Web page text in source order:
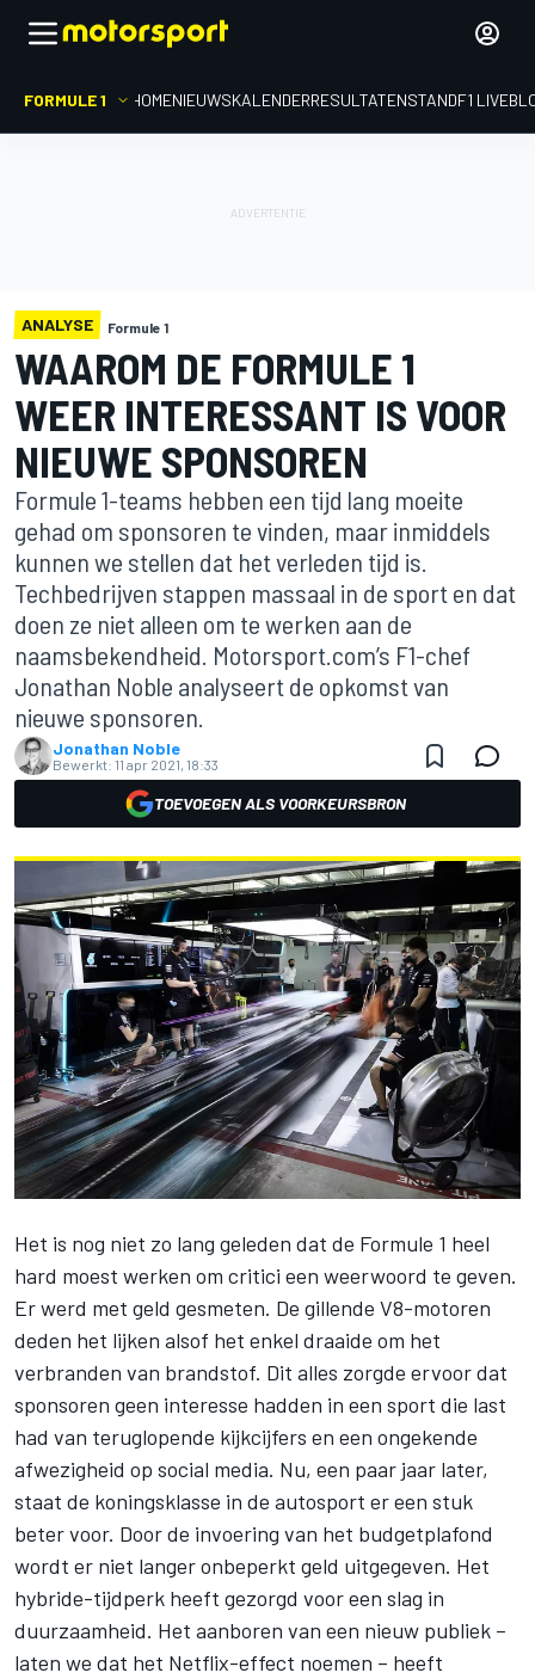
FORMULE 1 HOMENIEUWSKALENDERRESULTATENSTANDF1
ANALYSE Formule 1
WAAROM DE FORMULE 1
WEER INTERESSANT IS VOOR
NIEUWE SPONSOREN
Formule 1-teams hebben een tijd lang moeite
gehad om sponsoren te vinden, maar inmiddels
kunnen we stellen dat het verleden tijd is.
Techbedrijven stappen massaal in de sport en dat
doen ze niet alleen om te werken aan de
naamsbekendheid. Motorsport.com’s F1-chef
Jonathan Noble analyseert de opkomst van
nieuwe sponsoren.
Jonathan Noble
Bewerkt: 11 apr 2021, 18:33
TOEVOEGEN ALS VOORKEURSBRON
Het is nog niet zo lang geleden dat de Formule 1 heel
hard moest werken om critici een weerwoord te geven.
Er werd met geld gesmeten. De gillende V8-motoren
deden het lijken alsof het enkel draaide om het
verbranden van brandstof. Dit alles zorgde ervoor dat
sponsoren geen interesse hadden in een sport die last
had van teruglopende kijkcijfers en een ongekende
afwezigheid op social media. Nu, een paar jaar later,
staat de koningsklasse in de autosport er een stuk
beter voor. Door de invoering van het budgetplafond
wordt er niet langer onbeperkt geld uitgegeven. Het
hybride-tijdperk heeft gezorgd voor een slag in
duurzaamheid. Het aanboren van een nieuw publiek –
laten we dat het Netflix-effect noemen – heeft